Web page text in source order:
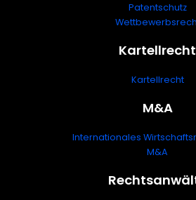
Patentschutz
Kartellrecht
Kartellrecht
M&A
Internationales
M&A